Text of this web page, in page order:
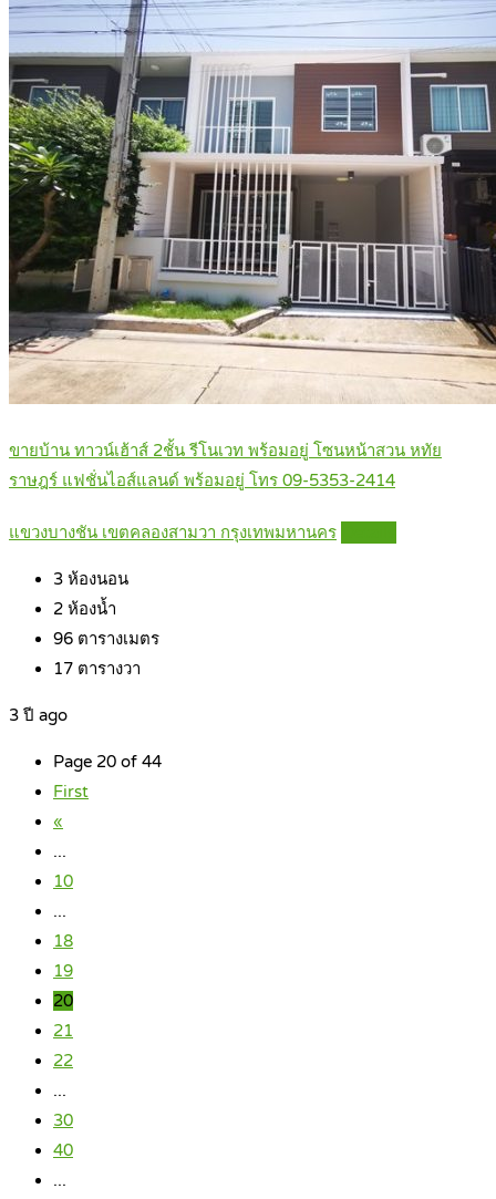
ขายบ้าน ทาวน์เฮ้าส์ 2ชั้น รีโนเวท พร้อมอยู่ โซนหน้าสวน หทัย
ราษฎร์ แฟชั่นไอส์แลนด์ พร้อมอยู่ โทร 09-5353-2414
แขวงบางชัน เขตคลองสามวา กรุงเทพมหานคร
3 ห้องนอน
2 ห้องน้ำ
96 ตารางเมตร
17 ตารางวา
3 ปี ago
Page 20 of 44
First
«
...
10
...
18
19
20
21
22
...
30
40
...